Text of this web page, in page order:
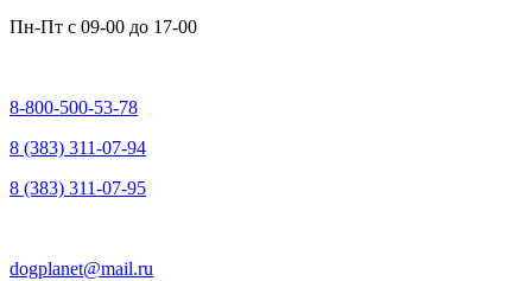
Пн-Пт c 09-00 до 17-00
8-800-500-53-78
8 (383) 311-07-94
8 (383) 311-07-95
dogplanet@mail.ru